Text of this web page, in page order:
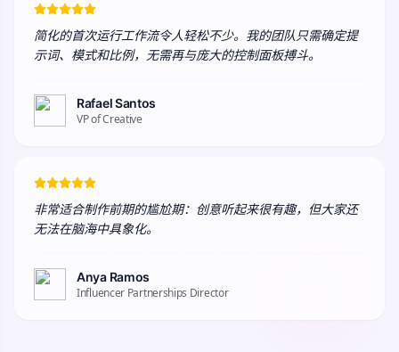
简化的首次运行工作流令人轻松不少。我的团队只需确定提
示词、模式和比例，无需再与庞大的控制面板搏斗。
Rafael Santos
VP of Creative
非常适合制作前期的尴尬期：创意听起来很有趣，但大家还
无法在脑海中具象化。
Anya Ramos
Influencer Partnerships Director